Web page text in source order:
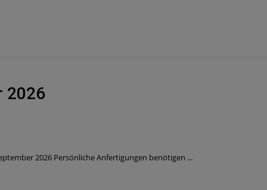
2026
2026 Persönliche Anfertigungen benötigen ...